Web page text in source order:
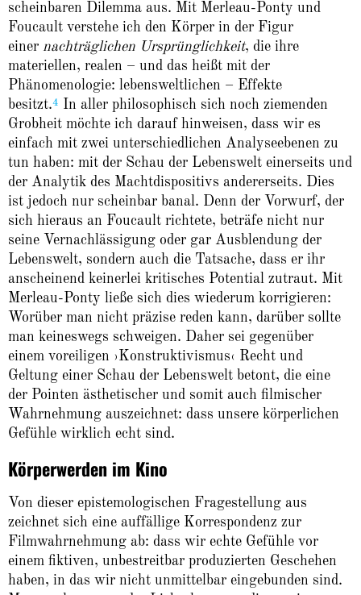
scheinbaren Dilemma aus. Mit Merleau-Ponty und
Foucault verstehe ich den Körper in der Figur
einer nachträglichen Ursprünglichkeit, die ihre
materiellen, realen – und das heißt mit der
Phänomenologie: lebensweltlichen – Effekte
besitzt.4 In aller philosophisch sich noch ziemenden
Grobheit möchte ich darauf hinweisen, dass wir es
einfach mit zwei unterschiedlichen Analyseebenen zu
tun haben: mit der Schau der Lebenswelt einerseits und
der Analytik des Machtdispositivs andererseits. Dies
ist jedoch nur scheinbar banal. Denn der Vorwurf, der
sich hieraus an Foucault richtete, beträfe nicht nur
seine Vernachlässigung oder gar Ausblendung der
Lebenswelt, sondern auch die Tatsache, dass er ihr
anscheinend keinerlei kritisches Potential zutraut. Mit
Merleau-Ponty ließe sich dies wiederum korrigieren:
Worüber man nicht präzise reden kann, darüber sollte
man keineswegs schweigen. Daher sei gegenüber
einem voreiligen ›Konstruktivismus‹ Recht und
Geltung einer Schau der Lebenswelt betont, die eine
der Pointen ästhetischer und somit auch filmischer
Wahrnehmung auszeichnet: dass unsere körperlichen
Gefühle wirklich echt sind.
Körperwerden im Kino
Von dieser epistemologischen Fragestellung aus
zeichnet sich eine auffällige Korrespondenz zur
Filmwahrnehmung ab: dass wir echte Gefühle vor
einem fiktiven, unbestreitbar produzierten Geschehen
haben, in das wir nicht unmittelbar eingebunden sind.